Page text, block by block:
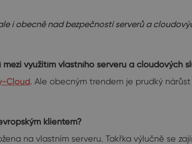
i obecně nad bezpečností serverů a
mezi využitím vlastního serveru a cloudových
Cloud. Ale obecným trendem je prudký
klientem?
na vlastním serveru. Takřka výlučně se